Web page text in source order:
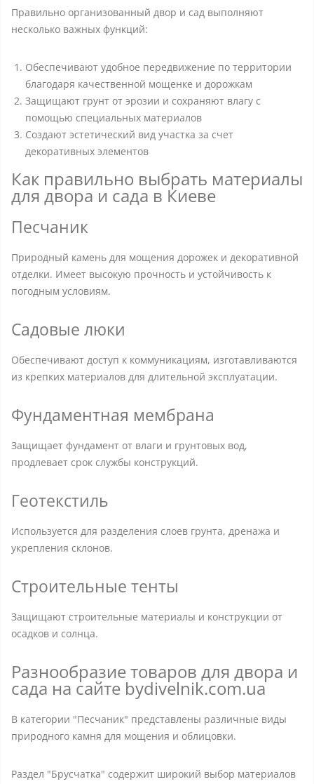
Правильно организованный двор и сад выполняют
несколько важных функций:
Обеспечивают удобное передвижение по территории
благодаря качественной мощенке и дорожкам
Защищают грунт от эрозии и сохраняют влагу с
помощью специальных материалов
Создают эстетический вид участка за счет
декоративных элементов
Как правильно выбрать материалы
для двора и сада в Киеве
Песчаник
Природный камень для мощения дорожек и декоративной
отделки. Имеет высокую прочность и устойчивость к
погодным условиям.
Садовые люки
Обеспечивают доступ к коммуникациям, изготавливаются
из крепких материалов для длительной эксплуатации.
Фундаментная мембрана
Защищает фундамент от влаги и грунтовых вод,
продлевает срок службы конструкций.
Геотекстиль
Используется для разделения слоев грунта, дренажа и
укрепления склонов.
Строительные тенты
Защищают строительные материалы и конструкции от
осадков и солнца.
Разнообразие товаров для двора и
сада на сайте bydivelnik.com.ua
В категории "Песчаник" представлены различные виды
природного камня для мощения и облицовки.
Раздел "Брусчатка" содержит широкий выбор материалов